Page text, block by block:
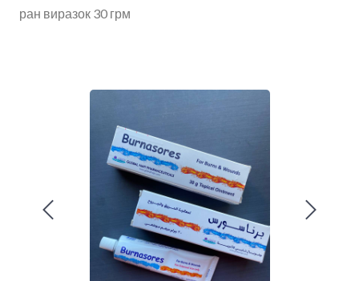
ран виразок 30 грм